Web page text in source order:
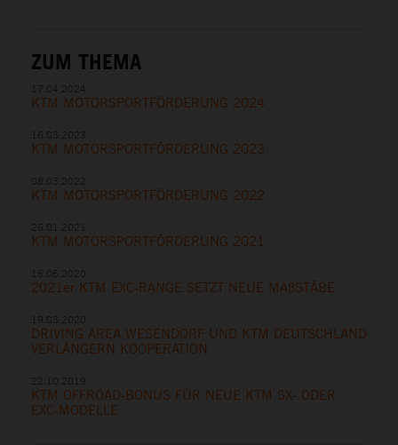
ZUM THEMA
KTM MOTORSPORTFÖRDERUNG 2024
KTM MOTORSPORTFÖRDERUNG 2023
KTM MOTORSPORTFÖRDERUNG 2022
KTM MOTORSPORTFÖRDERUNG 2021
2021er KTM EXC-RANGE SETZT NEUE MAßSTÄBE
DRIVING AREA WESENDORF UND KTM DEUTSCHLAND
VERLÄNGERN KOOPERATION
KTM OFFROAD-BONUS FÜR NEUE KTM SX- ODER
EXC-MODELLE